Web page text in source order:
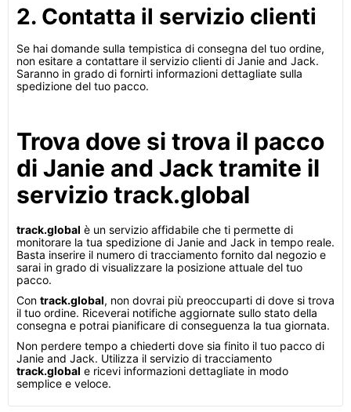
2. Contatta il servizio clienti
Se hai domande sulla tempistica di consegna del tuo ordine,
non esitare a contattare il servizio clienti di Janie and Jack.
Saranno in grado di fornirti informazioni dettagliate sulla
spedizione del tuo pacco.
Trova dove si trova il pacco
di Janie and Jack tramite il
servizio track.global
track.global è un servizio affidabile che ti permette di
monitorare la tua spedizione di Janie and Jack in tempo reale.
Basta inserire il numero di tracciamento fornito dal negozio e
sarai in grado di visualizzare la posizione attuale del tuo
pacco.
Con track.global, non dovrai più preoccuparti di dove si trova
il tuo ordine. Riceverai notifiche aggiornate sullo stato della
consegna e potrai pianificare di conseguenza la tua giornata.
Non perdere tempo a chiederti dove sia finito il tuo pacco di
Janie and Jack. Utilizza il servizio di tracciamento
track.global e ricevi informazioni dettagliate in modo
semplice e veloce.